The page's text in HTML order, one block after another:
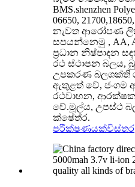
BMS.shenzhen
06650,
නැවත ආරෝපණ
සපයන්නෙමු , AA,
ප්‍රධාන නිෂ්පාදන
රථ ස්ථාපන බලය,
උපකරණ බලශක්ති
ඇතුළත් වේ,
රථවාහන,
වේ.මූල්ය, උපස්ථ
ක්ෂේත්ර.
පරීක්ෂණයක්විස්තර